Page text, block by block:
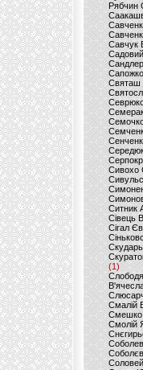
Рябчин
Савчук
Сапожко
Святаш
Сивохо
Ситник
Сівець
Сігал
Скударь
(1)
Смалій
Смешко
Смолій